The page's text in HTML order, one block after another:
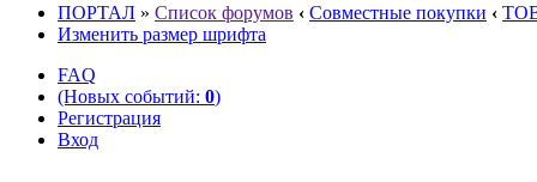
ПОРТАЛ » Список форумов ‹ Совместные покупки ‹
Изменить размер шрифта
FAQ
(Новых событий: 0)
Регистрация
Вход